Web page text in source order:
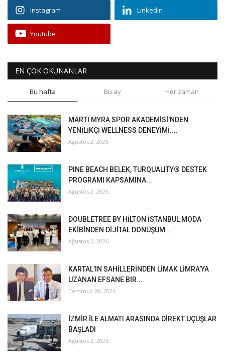
Instagram Linkedin
Youtube
EN ÇOK OKUNANLAR
Bu hafta Bu ay Her zaman
MARTI MYRA SPOR AKADEMİSİ’NDEN
YENİLİKÇİ WELLNESS DENEYİMİ:...
Ağustos 2, 2026
PINE BEACH BELEK, TURQUALITY® DESTEK
PROGRAMI KAPSAMINA...
Ağustos 2, 2026
DOUBLETREE BY HİLTON İSTANBUL MODA
EKİBİNDEN DİJİTAL DÖNÜŞÜM...
Ağustos 2, 2026
KARTAL’IN SAHİLLERİNDEN LİMAK LİMRA’YA
UZANAN EFSANE BİR...
Temmuz 28, 2026
İZMİR İLE ALMATI ARASINDA DİREKT UÇUŞLAR
BAŞLADI
Ağustos 2, 2026